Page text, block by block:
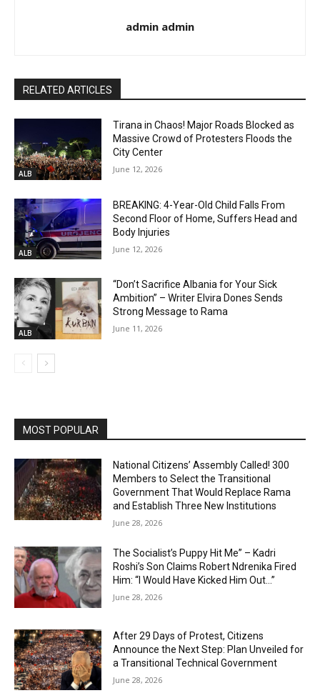
admin admin
RELATED ARTICLES
ALB
Tirana in Chaos! Major Roads Blocked as
Massive Crowd of Protesters Floods the
City Center
June 12, 2026
ALB
BREAKING: 4-Year-Old Child Falls From
Second Floor of Home, Suffers Head and
Body Injuries
June 12, 2026
ALB
“Don’t Sacrifice Albania for Your Sick
Ambition” – Writer Elvira Dones Sends
Strong Message to Rama
June 11, 2026
MOST POPULAR
National Citizens’ Assembly Called! 300
Members to Select the Transitional
Government That Would Replace Rama
and Establish Three New Institutions
June 28, 2026
The Socialist’s Puppy Hit Me” – Kadri
Roshi’s Son Claims Robert Ndrenika Fired
Him: “I Would Have Kicked Him Out…”
June 28, 2026
After 29 Days of Protest, Citizens
Announce the Next Step: Plan Unveiled for
a Transitional Technical Government
June 28, 2026